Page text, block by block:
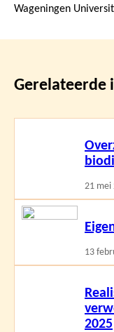
Wageningen
Gerelateerde
21 mei
13
Lees
2025